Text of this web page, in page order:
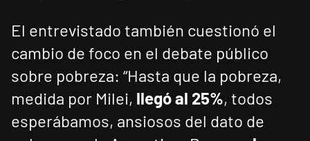
El entrevistado también cuestionó el
cambio de foco en el debate público
sobre pobreza: “Hasta que la pobreza,
medida por Milei, llegó al 25%, todos
esperábamos, ansiosos del dato de